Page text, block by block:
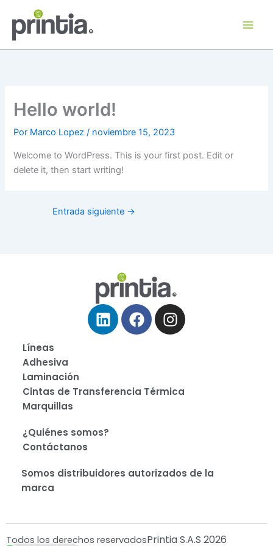
contenido
Hello world!
Por Marco Lopez/ noviembre 15, 2023
Welcome to WordPress. This is your first post. Edit or
delete it, then start writing!
Entrada siguiente →
LinkedinFacebookInstagram
Líneas
Adhesiva
Laminación
Cintas de Transferencia Térmica
Marquillas
¿Quiénes somos?
Contáctanos
Somos distribuidores autorizados de la
marca
Todos los derechos reservadosPrintia S.A.S 2026